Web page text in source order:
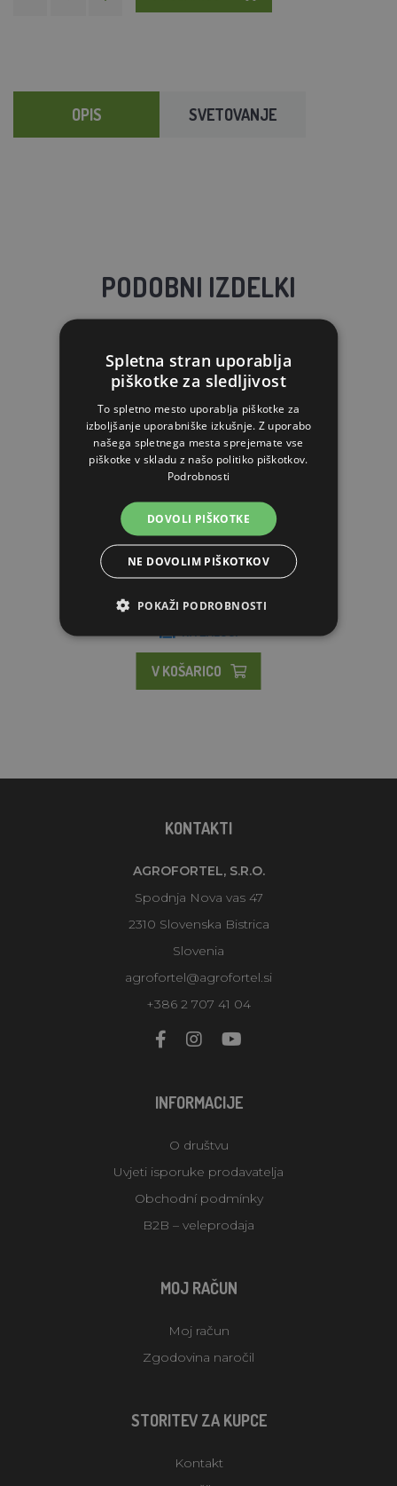
OPIS SVETOVANJE
PODOBNI IZDELKI
GRANOFYT slamna posteljnina, 14 kg
9.16€
V KOŠARICO
KONTAKTI
AGROFORTEL, S.R.O.
Spodnja Nova vas 47
2310 Slovenska Bistrica
Slovenia
agrofortel@agrofortel.si
+386 2 707 41 04
INFORMACIJE
O društvu
Uvjeti isporuke prodavatelja
Obchodní podmínky
B2B – veleprodaja
MOJ RAČUN
Moj račun
Zgodovina naročil
STORITEV ZA KUPCE
Kontakt
Spletna stran uporablja
piškotke za sledljivost
To spletno mesto uporablja piškotke za
izboljšanje uporabniške izkušnje. Z uporabo
našega spletnega mesta sprejemate vse
piškotke v skladu z našo politiko piškotkov.
Podrobnosti
DOVOLI PIŠKOTKE
NE DOVOLIM PIŠKOTKOV
POKAŽI PODROBNOSTI